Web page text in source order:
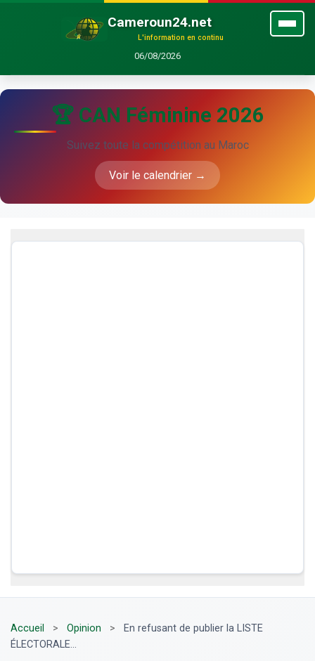
Cameroun24.net
L'information en continu
06/08/2026
🏆 CAN Féminine 2026
Suivez toute la compétition au Maroc
Voir le calendrier →
Accueil > Opinion >
En refusant de publier la LISTE
ÉLECTORALE...